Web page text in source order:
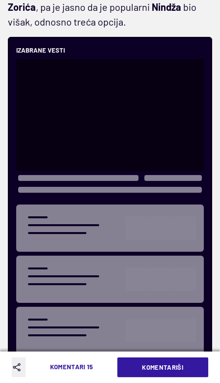
Zorića, pa je jasno da je popularni Nindža bio
višak, odnosno treća opcija.
IZABRANE VESTI
KOMENTARI 15 KOMENTARIŠI